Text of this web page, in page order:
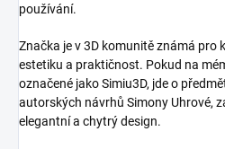
používání.
Značka je v 3D komunitě známá pro
estetiku a praktičnost. Pokud na
označené jako Simiu3D, jde o
autorských návrhů Simony Uhrové,
elegantní a chytrý design.